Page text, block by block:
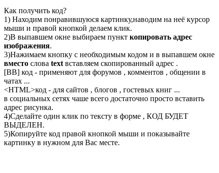
Как получить код?
1) Находим понравившуюся картинку,наводим на неё курсор
мыши и правой кнопкой делаем клик.
2)В выпавшем окне выбираем пункт копировать адрес
изображения.
3)Нажимаем кнопку с необходимым кодом и в выпавшем окне
вместо слова textвставляем скопированный адрес .
[BB] код - применяют для форумов , комментов , общении в
чатах ...
<HTML>код - для сайтов , блогов , гостевых книг ...
в социальных сетях чаше всего достаточно просто вставить
адрес рисунка.
4)Сделайте один клик по тексту в форме , КОД БУДЕТ
ВЫДЕЛЕН.
5)Копируйте код правой кнопкой мыши и показывайте
картинку в нужном для Вас месте.